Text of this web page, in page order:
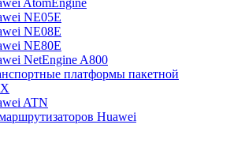
AtomEngine
NE05E
NE08E
NE80E
NetEngine A800
платформы пакетной
ATN
Huawei